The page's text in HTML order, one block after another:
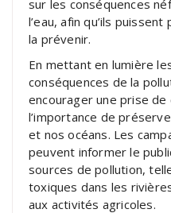
sur les conséquences
l’eau, afin qu’ils
la prévenir.
En mettant en lumière
conséquences de la
encourager une prise
l’importance de
et nos océans. Les
peuvent informer le
sources de pollution,
toxiques dans les
aux activités agricoles.